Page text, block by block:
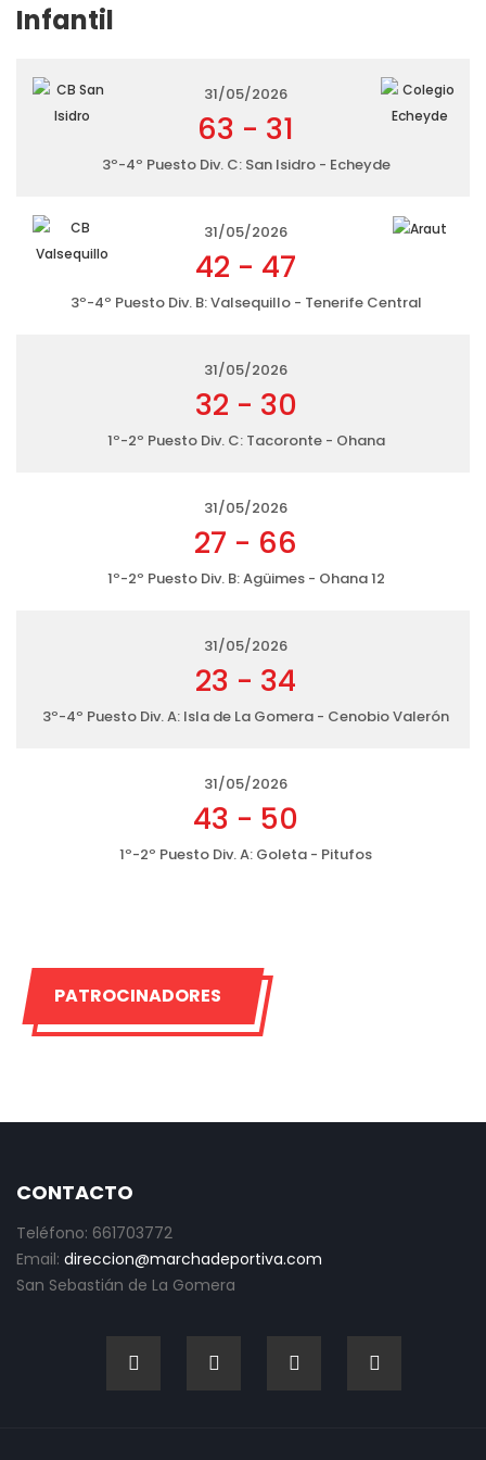
Infantil
31/05/2026
63 - 31
3º-4º Puesto Div. C: San Isidro - Echeyde
31/05/2026
42 - 47
3º-4º Puesto Div. B: Valsequillo - Tenerife Central
31/05/2026
32 - 30
1º-2º Puesto Div. C: Tacoronte - Ohana
31/05/2026
27 - 66
1º-2º Puesto Div. B: Agüimes - Ohana 12
31/05/2026
23 - 34
3º-4º Puesto Div. A: Isla de La Gomera - Cenobio Valerón
31/05/2026
43 - 50
1º-2º Puesto Div. A: Goleta - Pitufos
PATROCINADORES
CONTACTO
Teléfono: 661703772
Email: direccion@marchadeportiva.com
San Sebastián de La Gomera